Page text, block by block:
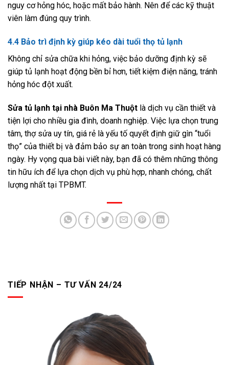
TIẾP NHẬN – TƯ VẤN 24/24
nguy cơ hỏng hóc, hoặc mất bảo hành. Nên để các kỹ thuật
viên làm đúng quy trình.
4.4 Bảo trì định kỳ giúp kéo dài tuổi thọ tủ lạnh
Không chỉ sửa chữa khi hỏng, việc bảo dưỡng định kỳ sẽ
giúp tủ lạnh hoạt động bền bỉ hơn, tiết kiệm điện năng, tránh
hỏng hóc đột xuất.
Sửa tủ lạnh tại nhà Buôn Ma Thuột là dịch vụ cần thiết và
tiện lợi cho nhiều gia đình, doanh nghiệp. Việc lựa chọn trung
tâm, thợ sửa uy tín, giá rẻ là yếu tố quyết định giữ gìn “tuổi
thọ” của thiết bị và đảm bảo sự an toàn trong sinh hoạt hàng
ngày. Hy vọng qua bài viết này, bạn đã có thêm những thông
tin hữu ích để lựa chọn dịch vụ phù hợp, nhanh chóng, chất
lượng nhất tại TPBMT.